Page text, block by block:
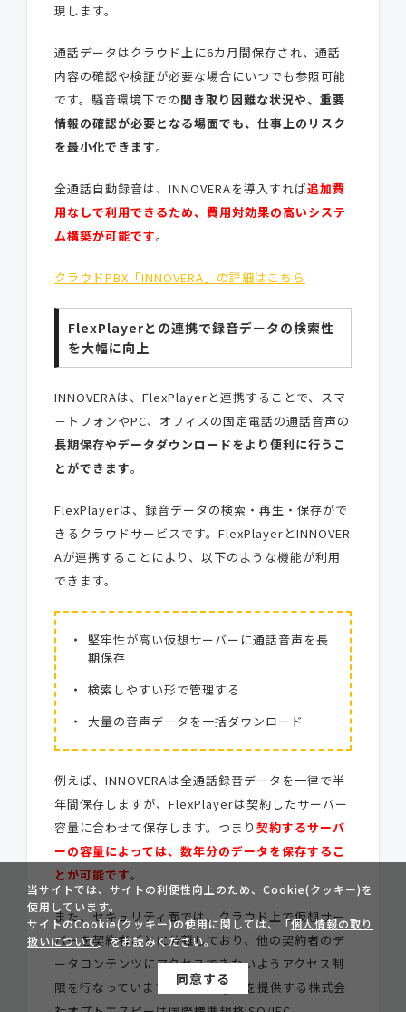
現します。
通話データはクラウド上に6カ月間保存され、通話
内容の確認や検証が必要な場合にいつでも参照可能
です。騒音環境下での聞き取り困難な状況や、重要
情報の確認が必要となる場面でも、仕事上のリスク
を最小化できます。
全通話自動録音は、INNOVERAを導入すれば追加費
用なしで利用できるため、費用対効果の高いシステ
ム構築が可能です。
クラウドPBX「INNOVERA」の詳細はこちら
FlexPlayerとの連携で録音データの検索性
を大幅に向上
INNOVERAは、FlexPlayerと連携することで、スマ
－トフォンやPC、オフィスの固定電話の通話音声の
長期保存やデータダウンロードをより便利に行うこ
とができます。
FlexPlayerは、録音データの検索・再生・保存がで
きるクラウドサービスです。FlexPlayerとINNOVER
Aが連携することにより、以下のような機能が利用
できます。
堅牢性が高い仮想サーバーに通話音声を長
期保存
検索しやすい形で管理する
大量の音声データを一括ダウンロード
例えば、INNOVERAは全通話録音データを一律で半
年間保存しますが、FlexPlayerは契約したサーバー
容量に合わせて保存します。つまり 契約するサーバ
ーの容量によっては、数年分のデータを保存するこ
とが可能です。
また、セキュリティ面では、クラウド上で仮想サー
バーを契約者ごとに分離しており、他の契約者のデ
ータコンテンツにアクセスできないようアクセス制
限を行なっています。FlexPlayerを提供する株式会
当サイトでは、サイトの利便性向上のため、Cookie(クッキー)を
使用しています。
サイトのCookie(クッキー)の使用に関しては、「個人情報の取り
扱いについて」をお読みください。
同意する